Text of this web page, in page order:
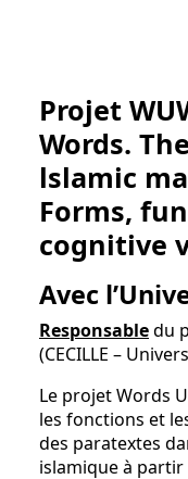
Projet
Words.
lslamic
Forms,
cognitive
Avec
Responsabledu
(CECILLE –
Le projet Words
les fonctions et
des paratextes
islamique à